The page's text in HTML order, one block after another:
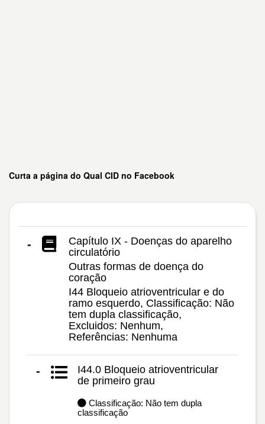
Curta a página do Qual CID no Facebook
-
Capítulo IX - Doenças do aparelho
circulatório
Outras formas de doença do
coração
I44 Bloqueio atrioventricular e do
ramo esquerdo, Classificação: Não
tem dupla classificação,
Excluidos: Nenhum,
Referências: Nenhuma
-
I44.0 Bloqueio atrioventricular
de primeiro grau
Classificação: Não tem dupla
classificação